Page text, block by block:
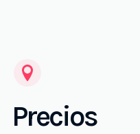
Precios